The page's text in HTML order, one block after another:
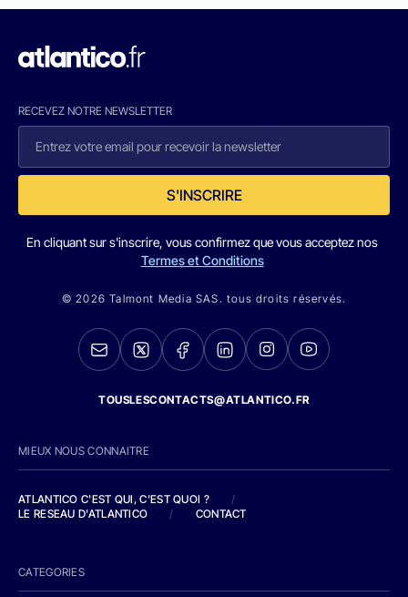
RECEVEZ NOTRE NEWSLETTER
S'INSCRIRE
En cliquant sur s'inscrire, vous confirmez que vous acceptez nos
Termes et Conditions
© 2026 Talmont Media SAS. tous droits réservés.
TOUSLESCONTACTS@ATLANTICO.FR
MIEUX NOUS CONNAITRE
ATLANTICO C'EST QUI, C'EST QUOI ?
/
LE RESEAU D'ATLANTICO
/ CONTACT
CATEGORIES